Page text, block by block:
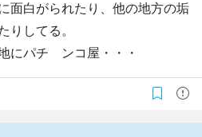
面白がられたり、他の地方の垢
りしてる。
にパチ ンコ屋・・・